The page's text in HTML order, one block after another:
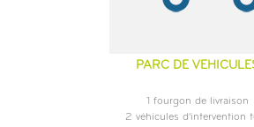
PARC DE
1 fourgon de livraison
2 véhicules d'intervention